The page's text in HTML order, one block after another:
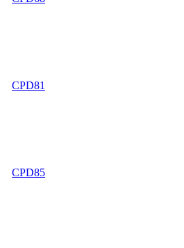
CPD81
CPD85